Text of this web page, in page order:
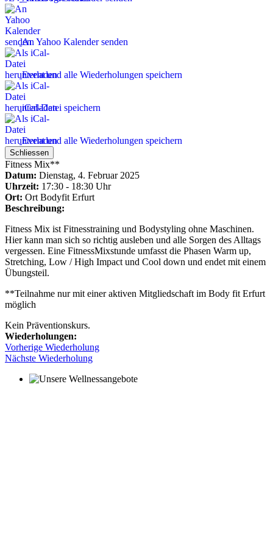
An Yahoo Kalender senden
Event und alle Wiederholungen speichern
iCal-Datei speichern
Event und alle Wiederholungen speichern
Schliessen
Fitness Mix**
Datum: Dienstag, 4. Februar 2025
Uhrzeit: 17:30 - 18:30 Uhr
Ort: Ort Bodyfit Erfurt
Beschreibung:
Fitness Mix ist Fitnesstraining und Bodystyling ohne Maschinen.
Hier kann man sich so richtig ausleben und alle Sorgen des Alltags
vergessen. Eine FitnessMixstunde umfasst die Phasen Warm up,
Stretching, Low / High Impact und Cool down und endet mit einem
Übungsteil.
**Teilnahme nur mit einer aktiven Mitgliedschaft im Body fit Erfurt
möglich
Kein Präventionskurs.
Wiederholungen:
Vorherige Wiederholung
Nächste Wiederholung